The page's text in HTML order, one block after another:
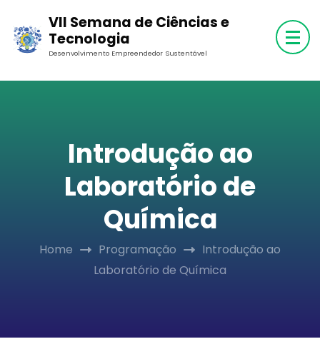
content
(Press
VII Semana de Ciências e
Tecnologia
Desenvolvimento Empreendedor Sustentável
Introdução ao
Laboratório de
Química
Home Programação
Introdução ao
Laboratório de Química